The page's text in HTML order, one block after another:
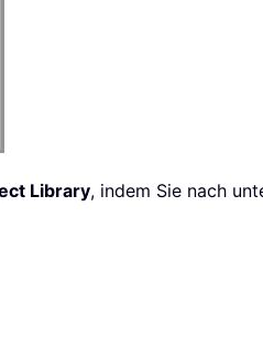
Library, indem Sie nach